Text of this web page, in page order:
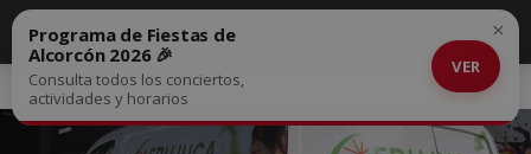
Inicio Comercios y negocios
Programa de Fiestas de
Alcorcón 2026 🎉
Consulta todos los conciertos,
actividades y horarios
VER
×